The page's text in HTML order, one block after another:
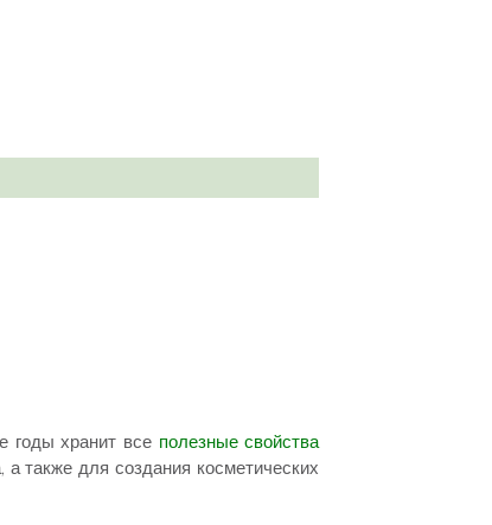
годы хранит все полезные свойства
также для создания косметических